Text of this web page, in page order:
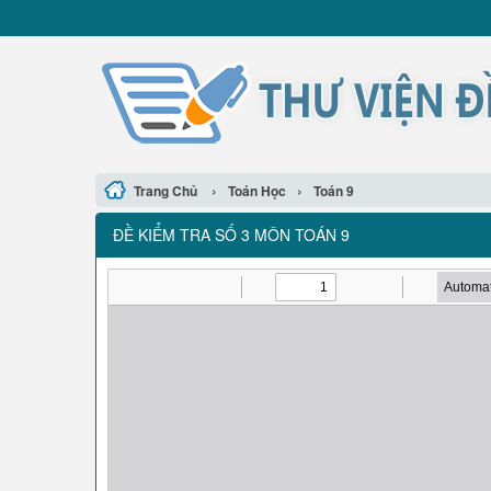
Trang Chủ › Toán Học › Toán 9
ĐỀ KIỂM TRA SỐ 3 MÔN TOÁN 9